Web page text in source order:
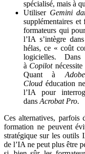
spécialisé, mais à
Utiliser Gemini
supplémentaires
formateurs qui
l’IA s’intègre
hélas, ce « coût
logicielles.
à Copilotnécessite
Quant à Adobe
Cloud éducation
l’IA pour
dans Acrobat Pro.
Ces alternatives, parfois
formation ne peuvent
stratégique sur les outils
de l’IA ne peut plus être